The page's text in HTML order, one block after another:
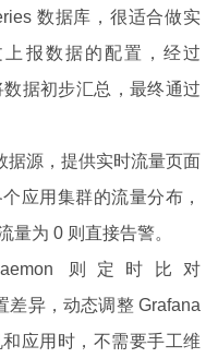
数据库，很适合做实
报数据的配置，经过
据初步汇总，最终通过
据源，提供实时流量页面
应用集群的流量分布，
量为 0 则直接告警。
则定时比对
差异，动态调整 Grafana
应用时，不需要手工维